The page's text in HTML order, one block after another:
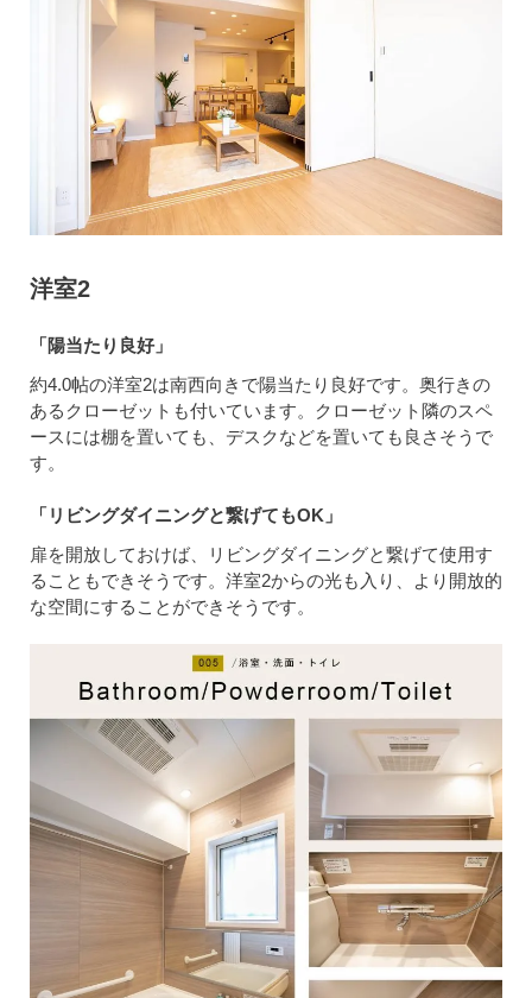
洋室2
「陽当たり良好」
約4.0帖の洋室2は南西向きで陽当たり良好です。奥行きの
あるクローゼットも付いています。クローゼット隣のスペ
ースには棚を置いても、デスクなどを置いても良さそうで
す。
「リビングダイニングと繋げてもOK」
扉を開放しておけば、リビングダイニングと繋げて使用す
ることもできそうです。洋室2からの光も入り、より開放的
な空間にすることができそうです。